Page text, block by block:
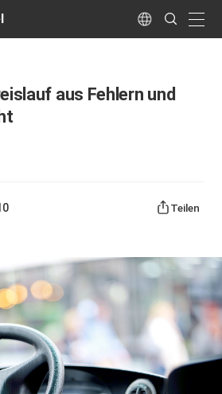
Language
Search
Submit
aus Fehlern und
Teilen